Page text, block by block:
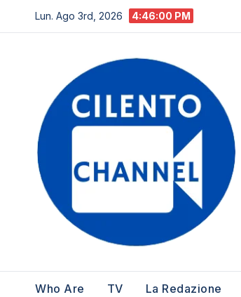
al
Lun. Ago 3rd, 2026 4:46:01 PM
Who Are TV La Redazione